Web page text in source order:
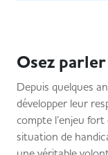
Osez
Depuis quelques
développer leur
compte l’enjeu fort
situation de